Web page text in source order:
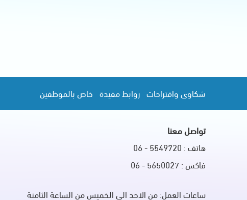
شكاوى واقتراحات روابط مفيدة خاص بالموظفين
تواصل معنا
هاتف : 5549720 - 06
فاكس : 5650027 - 06
ساعات العمل: من الاحد الى الخميس من الساعة الثامنة